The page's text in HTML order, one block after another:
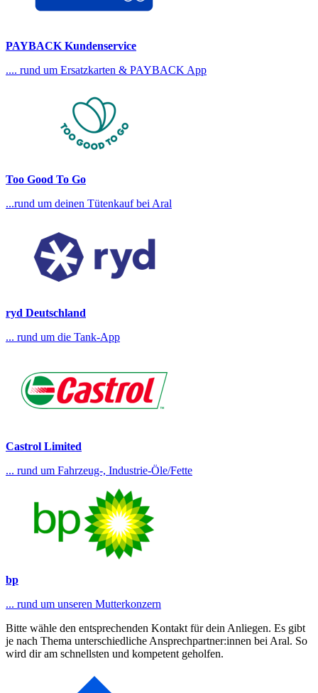
PAYBACK Kundenservice
.... rund um Ersatzkarten & PAYBACK App
Too Good To Go
...rund um deinen Tütenkauf bei Aral
ryd Deutschland
... rund um die Tank-App
Castrol Limited
... rund um Fahrzeug-, Industrie-Öle/Fette
bp
... rund um unseren Mutterkonzern
Bitte wähle den entsprechenden Kontakt für dein Anliegen. Es gibt
je nach Thema unterschiedliche Ansprechpartner:innen bei Aral. So
wird dir am schnellsten und kompetent geholfen.